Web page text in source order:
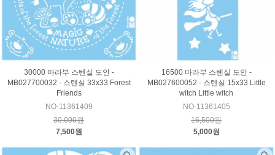
30000 마라부 스텐실 도안 -
MB027700032 - 스텐실 33x33 Forest
Friends
NO-11361409
30,000원
7,500원
16500 마라부 스텐실 도안 -
MB027600052 - 스텐실 15x33 Little
witch Little witch
NO-11361405
16,500원
5,000원